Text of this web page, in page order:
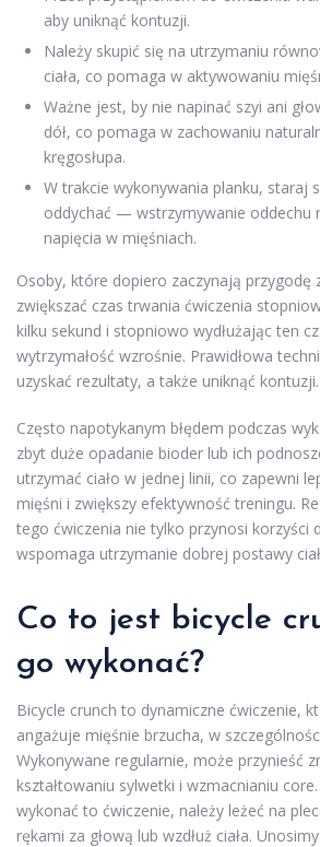
aby uniknąć kontuzji.
Należy skupić się na utrzymaniu
ciała, co pomaga w aktywowaniu
Ważne jest, by nie napinać szyi ani
dół, co pomaga w zachowaniu
kręgosłupa.
W trakcie wykonywania planku, staraj
oddychać — wstrzymywanie oddechu
napięcia w mięśniach.
Osoby, które dopiero zaczynają przygodę
zwiększać czas trwania ćwiczenia
kilku sekund i stopniowo wydłużając ten
wytrzymałość wzrośnie. Prawidłowa
uzyskać rezultaty, a także uniknąć kontuzji.
Często napotykanym błędem podczas
zbyt duże opadanie bioder lub ich
utrzymać ciało w jednej linii, co zapewni
mięśni i zwiększy efektywność treningu.
tego ćwiczenia nie tylko przynosi korzyści
wspomaga utrzymanie dobrej postawy
Co to jest bicycle
go wykonać?
Bicycle crunch to dynamiczne ćwiczenie,
angażuje mięśnie brzucha, w
Wykonywane regularnie, może przynieść
kształtowaniu sylwetki i wzmacnianiu
wykonać to ćwiczenie, należy leżeć na
rękami za głową lub wzdłuż ciała.